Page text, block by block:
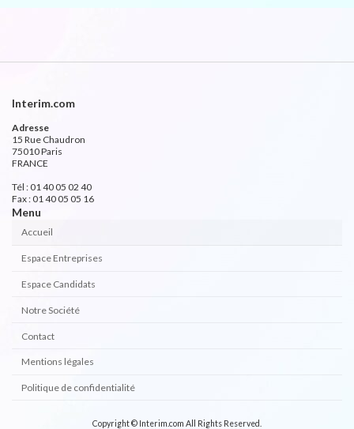
Interim.com
Adresse
15 Rue Chaudron
75010 Paris
FRANCE
Tél : 01 40 05 02 40
Fax : 01 40 05 05 16
Menu
Accueil
Espace Entreprises
Espace Candidats
Notre Société
Contact
Mentions légales
Politique de confidentialité
Copyright © Interim.com All Rights Reserved.